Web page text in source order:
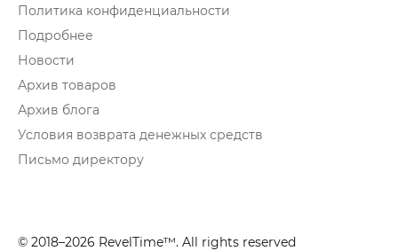
Политика конфиденциальности
Подробнее
Новости
Архив товаров
Архив блога
Условия возврата денежных средств
Письмо директору
© 2018–2026 RevelTime™. All rights reserved